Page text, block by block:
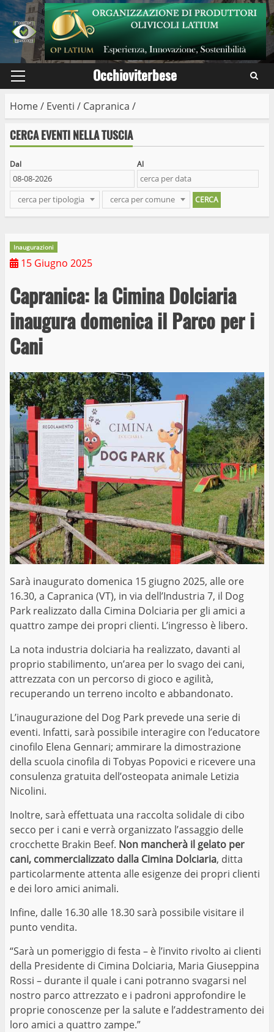
Skip
to
content
Primary
Occhioviterbese
Home/ Eventi / Capranica /
CERCA EVENTI NELLA TUSCIA
Dal Al
cerca per tipologia cerca per comune
Inaugurazioni
15 Giugno 2025
Capranica: la Cimina Dolciaria
inaugura domenica il Parco per i
Cani
Sarà inaugurato domenica 15 giugno 2025, alle ore
16.30, a Capranica (VT), in via dell’Industria 7, il Dog
Park realizzato dalla Cimina Dolciaria per gli amici a
quattro zampe dei propri clienti. L’ingresso è libero.
La nota industria dolciaria ha realizzato, davanti al
proprio stabilimento, un’area per lo svago dei cani,
attrezzata con un percorso di gioco e agilità,
recuperando un terreno incolto e abbandonato.
L’inaugurazione del Dog Park prevede una serie di
eventi. Infatti, sarà possibile interagire con l’educatore
cinofilo Elena Gennari; ammirare la dimostrazione
della scuola cinofila di Tobyas Popovici e ricevere una
consulenza gratuita dell’osteopata animale Letizia
Nicolini.
Inoltre, sarà effettuata una raccolta solidale di cibo
secco per i cani e verrà organizzato l’assaggio delle
crocchette Brakin Beef. Non mancherà il gelato per
cani, commercializzato dalla Cimina Dolciaria, ditta
particolarmente attenta alle esigenze dei propri clienti
e dei loro amici animali.
Infine, dalle 16.30 alle 18.30 sarà possibile visitare il
punto vendita.
“Sarà un pomeriggio di festa – è l’invito rivolto ai clienti
della Presidente di Cimina Dolciaria, Maria Giuseppina
Rossi – durante il quale i cani potranno svagarsi nel
nostro parco attrezzato e i padroni approfondire le
proprie conoscenze per la salute e l’addestramento dei
loro amici a quattro zampe.”